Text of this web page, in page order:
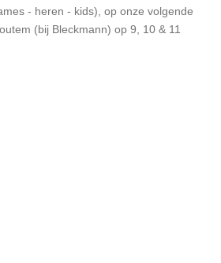
- heren - kids), op onze volgende
(bij Bleckmann) op 9, 10 & 11